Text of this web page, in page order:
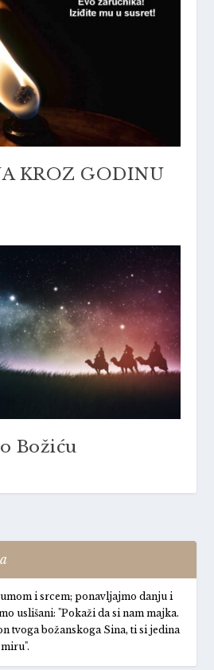
KROZ GODINU
Božiću
i srcem; ponavljajmo danju i
uslišani: "Pokaži da si nam majka.
tvoga božanskoga Sina, ti si jedina